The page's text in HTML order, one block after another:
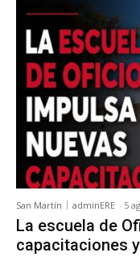
San Martín adminERE - 5
La escuela de
capacitaciones